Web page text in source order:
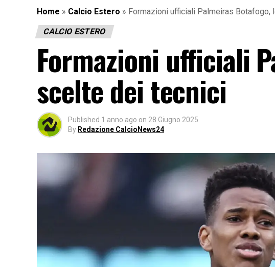
Home » Calcio Estero » Formazioni ufficiali Palmeiras Botafogo,
CALCIO ESTERO
Formazioni ufficiali
scelte dei tecnici
Published 1 anno ago on 28 Giugno 2025
By Redazione CalcioNews24